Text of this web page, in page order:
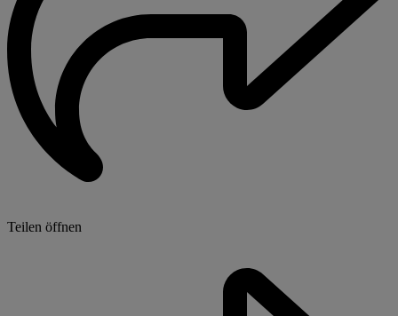
Teilen öffnen